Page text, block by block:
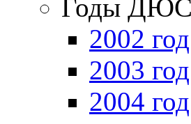
Годы
2002 год
2003 год
2004 год